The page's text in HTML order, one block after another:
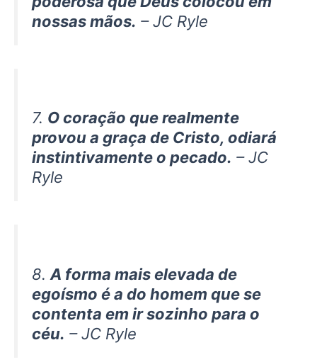
nossas mãos. – JC Ryle
7. O coração que realmente
provou a graça de Cristo, odiará
instintivamente o pecado. – JC
Ryle
8. A forma mais elevada de
egoísmo é a do homem que se
contenta em ir sozinho para o
céu. – JC Ryle